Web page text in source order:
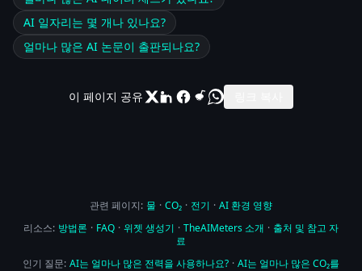
AI 일자리는 몇 개나 있나요?
얼마나 많은 AI 논문이 출판되나요?
이 페이지 공유
관련 페이지: 물 · CO₂ · 전기 · AI 환경 영향
리소스: 방법론 · FAQ · 위젯 생성기 · TheAIMeters 소개 · 출처 및 참고 자
료
인기 질문: AI는 얼마나 많은 전력을 사용하나요? · AI는 얼마나 많은 CO₂를